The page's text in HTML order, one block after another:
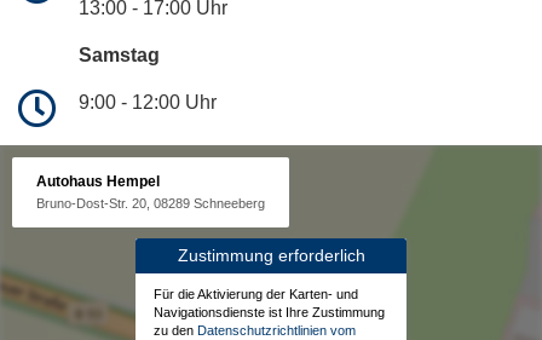
13:00 - 17:00 Uhr
Samstag
9:00 - 12:00 Uhr
Autohaus Hempel
Bruno-Dost-Str. 20, 08289 Schneeberg
Zustimmung erforderlich
Für die Aktivierung der Karten- und
Navigationsdienste ist Ihre Zustimmung
zu den Datenschutzrichtlinien vom